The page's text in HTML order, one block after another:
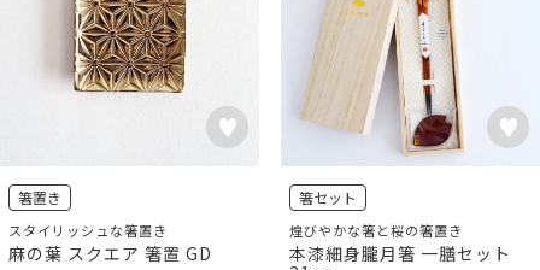
箸置き
スタイリッシュな箸置き
麻の葉 スクエア 箸置 GD
箸セット
煌びやかな箸と桜の箸置き
本漆細身朧月箸 一膳セット